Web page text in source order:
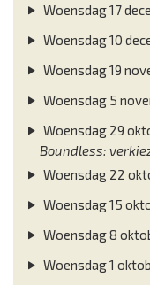
Woensdag 17
Woensdag 10
Woensdag 19
Woensdag 5
Woensdag 29
Boundless:
Woensdag 22
Woensdag 15
Woensdag 8
Woensdag 1